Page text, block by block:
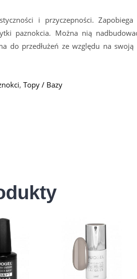
i przyczepności.
paznokcia. Można nią
do przedłużeń ze względu na swoją
, Topy / Bazy